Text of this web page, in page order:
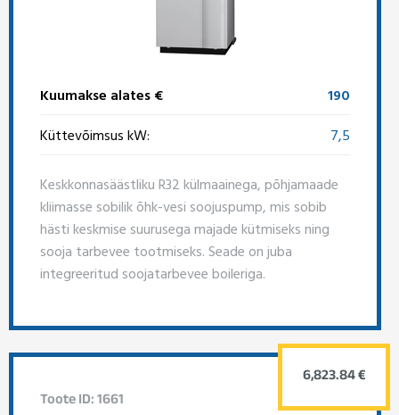
Kuumakse alates €
190
Küttevõimsus kW:
7,5
Keskkonnasäästliku R32 külmaainega, põhjamaade
kliimasse sobilik õhk-vesi soojuspump, mis sobib
hästi keskmise suurusega majade kütmiseks ning
sooja tarbevee tootmiseks. Seade on juba
integreeritud soojatarbevee boileriga.
Toote ID: 1661
6,823.84 €